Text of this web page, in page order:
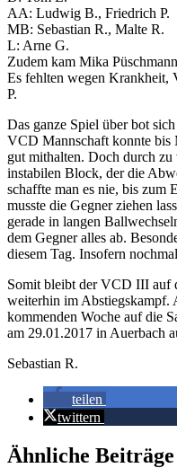
AA: Ludwig B., Friedrich P.
MB: Sebastian R., Malte R.
L: Arne G.
Zudem kam Mika
Es fehlten wegen Krankheit,
P.
Das ganze Spiel über bot
VCD Mannschaft konnte bis
gut mithalten. Doch durch
instabilen Block, der die
schaffte man es nie, bis zum
musste die Gegner ziehen
gerade in langen
dem Gegner alles ab.
diesem Tag. Insofern
Somit bleibt der VCD III auf
weiterhin im Abstiegskampf.
kommenden Woche auf die
am 29.01.2017 in Auerbach
Sebastian R.
teilen
twittern
Ähnliche Beiträge